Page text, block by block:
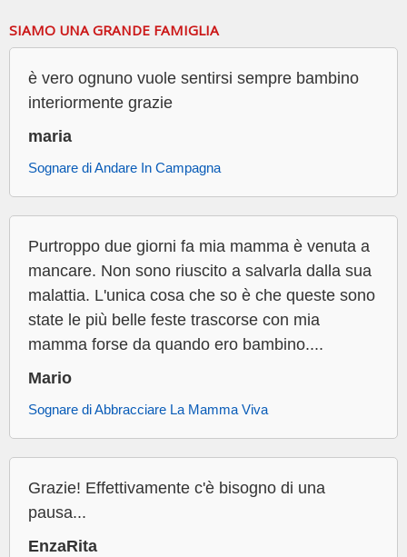
SIAMO UNA GRANDE FAMIGLIA
è vero ognuno vuole sentirsi sempre bambino
interiormente grazie
maria
Sognare di Andare In Campagna
Purtroppo due giorni fa mia mamma è venuta a
mancare. Non sono riuscito a salvarla dalla sua
malattia. L'unica cosa che so è che queste sono
state le più belle feste trascorse con mia
mamma forse da quando ero bambino....
Mario
Sognare di Abbracciare La Mamma Viva
Grazie! Effettivamente c'è bisogno di una
pausa...
EnzaRita